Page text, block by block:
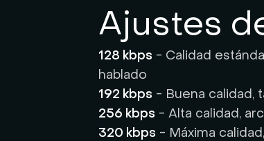
Ajustes
128 kbps - Calidad
hablado
192 kbps - Buena calidad,
256 kbps - Alta calidad,
320 kbps - Máxima